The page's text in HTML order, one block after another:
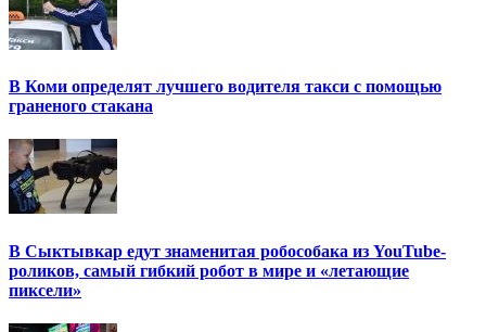
В Коми определят лучшего водителя такси с помощью
граненого стакана
В Сыктывкар едут знаменитая робособака из YouTube-
роликов, самый гибкий робот в мире и «летающие
пиксели»